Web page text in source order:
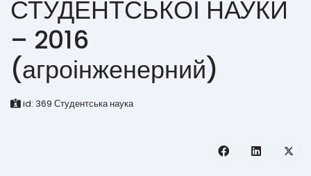
СТУДЕНТСЬКОЇ НАУКИ
– 2016
(агроінженерний)
id: 369 Студентська наука